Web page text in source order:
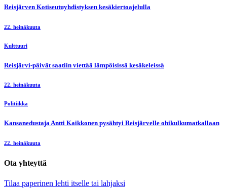
Reisjärven Kotiseutuyhdistyksen kesäkiertoajelulla
22. heinäkuuta
Kulttuuri
Reisjärvi-päivät saatiin viettää lämpöisissä kesäkeleissä
22. heinäkuuta
Politiikka
Kansanedustaja Antti Kaikkonen pysähtyi Reisjärvelle ohikulkumatkallaan
22. heinäkuuta
Ota yhteyttä
Tilaa paperinen lehti itselle tai lahjaksi